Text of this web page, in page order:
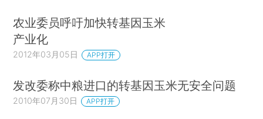
农业委员呼吁加快转基因玉米
产业化
2012年03月05日 APP打开
发改委称中粮进口的转基因玉米无安全问题
2010年07月30日 APP打开